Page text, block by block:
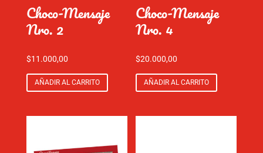
Choco-Mensaje
Nro. 2
$11.000,00
AÑADIR AL CARRITO
Choco-Mensaje
Nro. 4
$20.000,00
AÑADIR AL CARRITO